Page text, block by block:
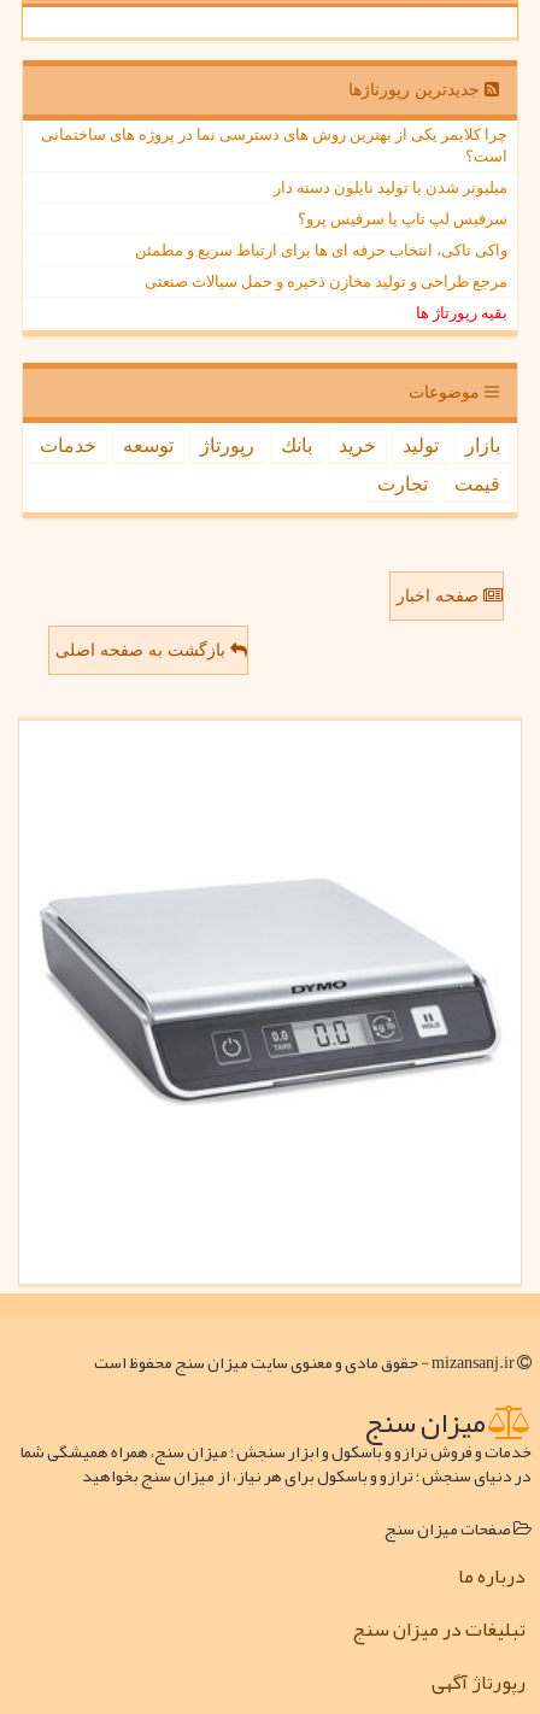
جدیدترین رپورتاژها
چرا کلایمر یکی از بهترین روش های دسترسی نما در پروژه های ساختمانی
است؟
میلیونر شدن با تولید نایلون دسته دار
سرفیس لپ تاپ یا سرفیس پرو؟
واکی تاکی، انتخاب حرفه ای ها برای ارتباط سریع و مطمئن
مرجع طراحی و تولید مخازن ذخیره و حمل سیالات صنعتی
بقیه رپورتاژ ها
موضوعات
بازار تولید خرید بانك رپورتاژ توسعه
خدمات
قیمت
تجارت
صفحه اخبار
بازگشت به صفحه اصلی
میزان سنج
خدمات و فروش ترازو و باسکول و ابزار سنجش ؛ میزان سنج، همراه همیشگی شما
در دنیای سنجش ؛ ترازو و باسکول برای هر نیاز، از میزان سنج بخواهید
صفحات میزان سنج
درباره ما
تبلیغات در میزان سنج
رپورتاژ آگهی